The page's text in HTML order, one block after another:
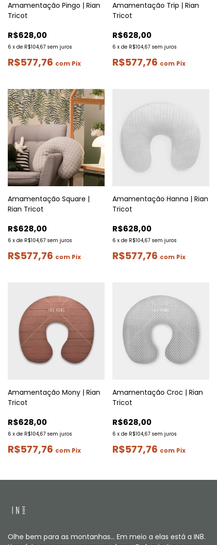
Amamentação Pingo | Rian
Tricot
R$628,00
6 x de R$104,67 sem juros
R$577,76 com Pix
Amamentação Trip | Rian
Tricot
R$628,00
6 x de R$104,67 sem juros
R$577,76 com Pix
Amamentação Square |
Rian Tricot
R$628,00
6 x de R$104,67 sem juros
R$577,76 com Pix
Amamentação Hanna | Rian
Tricot
R$628,00
6 x de R$104,67 sem juros
R$577,76 com Pix
Amamentação Mony | Rian
Tricot
R$628,00
6 x de R$104,67 sem juros
R$577,76 com Pix
Amamentação Croc | Rian
Tricot
R$628,00
6 x de R$104,67 sem juros
R$577,76 com Pix
Olhe bem para as montanhas... Em meio a elas está a IN8.